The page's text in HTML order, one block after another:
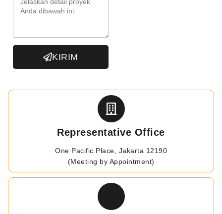
KIRIM
Representative Office
One Pacific Place, Jakarta 12190
(Meeting by Appointment)